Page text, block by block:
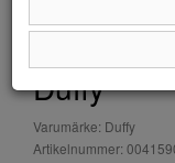
Duffy
Varumärke: Duffy
Artikelnummer: